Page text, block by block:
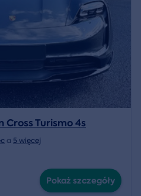
Turismo 4s
a 5 więcej
Pokaż szczegóły